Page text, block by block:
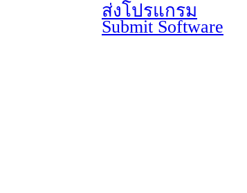
ส่งโปรแกรม
Submit Software